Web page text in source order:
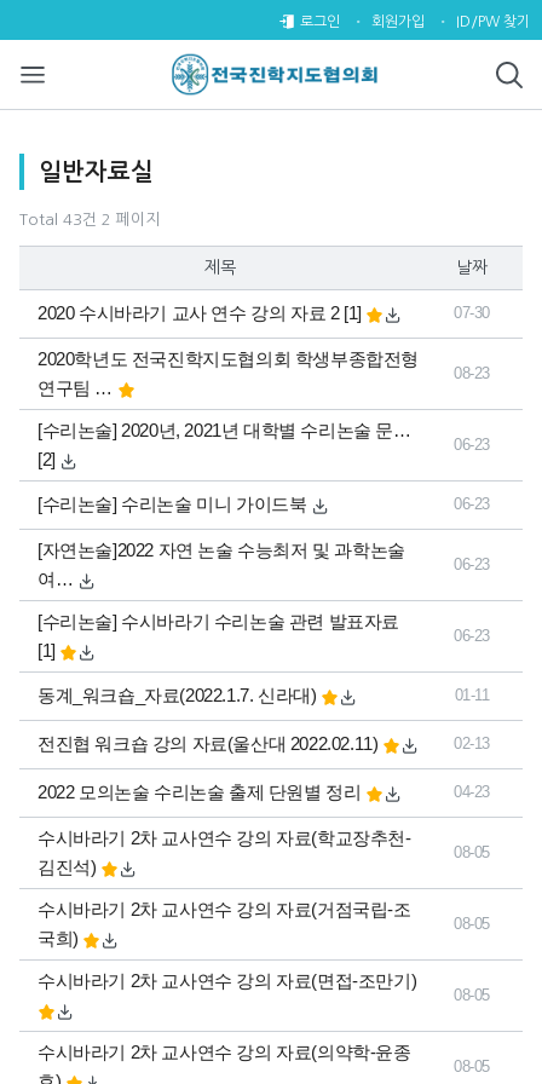
일반자료실 2 페이지
로그인 회원가입 ID/PW 찾기
일반자료실
Total 43건 2 페이지
제목 날짜
2020 수시바라기 교사 연수 강의 자료 2 댓글
[1]개 07-30
2020학년도 전국진학지도협의회 학생부종합전형
연구팀 …
08-23
[수리논술] 2020년, 2021년 대학별 수리논술 문…
[2]개
06-23
[수리논술] 수리논술 미니 가이드북 06-23
[자연논술]2022 자연 논술 수능최저 및 과학논술
여…
06-23
[수리논술] 수시바라기 수리논술 관련 발표자료
[1]개
06-23
동계_워크숍_자료(2022.1.7. 신라대) 01-11
전진협 워크숍 강의 자료(울산대 2022.02.11) 02-13
2022 모의논술 수리논술 출제 단원별 정리 04-23
수시바라기 2차 교사연수 강의 자료(학교장추천-
김진석)
08-05
수시바라기 2차 교사연수 강의 자료(거점국립-조
국희)
08-05
수시바라기 2차 교사연수 강의 자료(면접-조만기)
08-05
수시바라기 2차 교사연수 강의 자료(의약학-윤종
08-05